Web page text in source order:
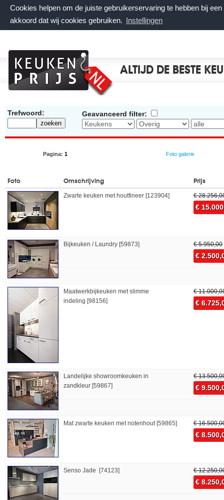
Cookies helpen om de juiste gebruikerservaring te hebben bij
akkoord dat wij cookies gebruiken. Instellingen
ALTIJD DE BESTE
Trefwoord: Geavanceerd filter:
Pagina: 1 Foto galerie
Foto Omschrijving Prijs
Zwarte keuken met houtfineer [123904] €
€
Bijkeuken / Laundry [59873] € 5.950,00
€
Maatwerkbijkeuken met slimme
indeling [98156]
€
€
Landelijke showroomkeuken in
zandkleur [59867]
€
€
Mat zwarte keuken met notenhout [59865] €
€
Senso Jade [74123] €
€